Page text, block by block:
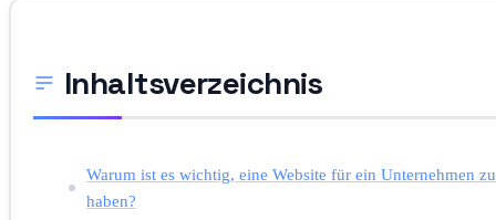
Inhaltsverzeichnis
Warum ist es wichtig, eine Website für ein Unternehmen zu
haben?